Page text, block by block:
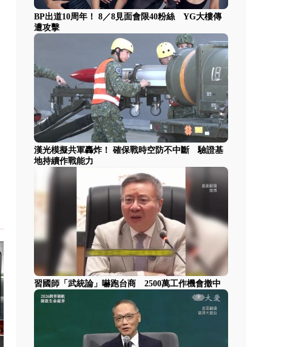
BP出道10周年！ 8／8見面會限40粉絲 YG大樓傳
遭攻擊
漢光模擬共軍轟炸！ 確保戰時空防不中斷 驗證基
地持續作戰能力
習國師「武統論」嚇跑台商 2500萬工作機會撤中